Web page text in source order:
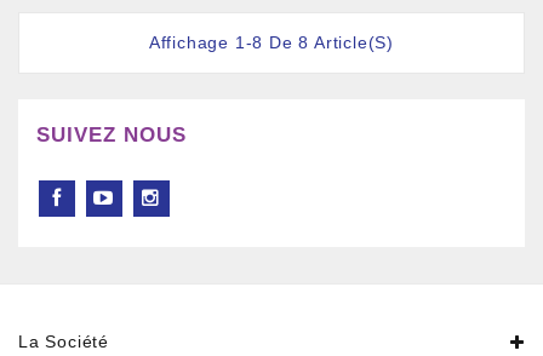
Affichage 1-8 De 8 Article(s)
SUIVEZ NOUS
La Société